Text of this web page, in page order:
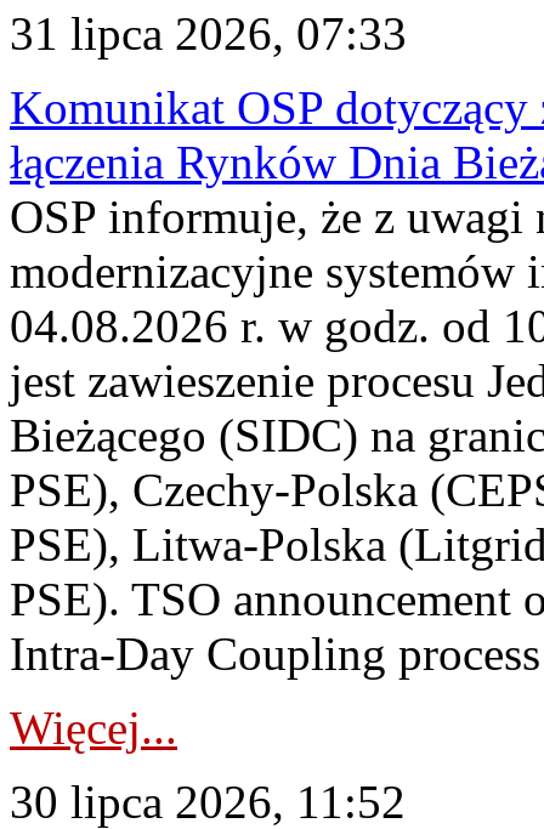
31 lipca 2026, 07:33
Komunikat OSP dotyczący
łączenia Rynków Dnia
OSP informuje, że z uwagi
modernizacyjne
04.08.2026 r. w godz. od
jest zawieszenie procesu
Bieżącego (SIDC) na
PSE), Czechy-Polska
PSE), Litwa-Polska
PSE). TSO announcement
Intra-Day Coupling
Więcej...
30 lipca 2026, 11:52